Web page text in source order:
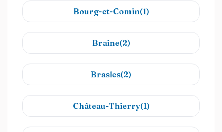
Bourg-et-Comin(1)
Braine(2)
Brasles(2)
Château-Thierry(1)